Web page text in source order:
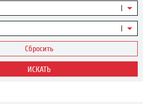
Сбросить
ИСКАТЬ